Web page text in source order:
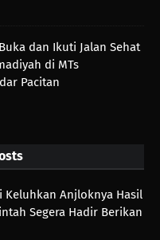
dan Ikuti Jalan Sehat
di MTs
Pacitan
Keluhkan Anjloknya Hasil
Segera Hadir Berikan